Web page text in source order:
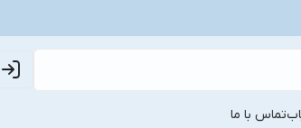
تماس با ما